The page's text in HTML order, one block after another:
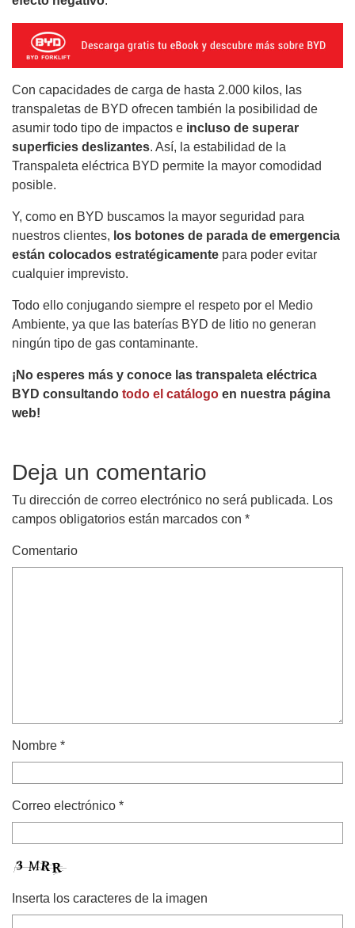
Con capacidades de carga de hasta 2.000 kilos, las
transpaletas de BYD ofrecen también la posibilidad de
asumir todo tipo de impactos e incluso de superar
superficies deslizantes. Así, la estabilidad de la
Transpaleta eléctrica BYD permite la mayor comodidad
posible.
Y, como en BYD buscamos la mayor seguridad para
nuestros clientes, los botones de parada de emergencia
están colocados estratégicamente para poder evitar
cualquier imprevisto.
Todo ello conjugando siempre el respeto por el Medio
Ambiente, ya que las baterías BYD de litio no generan
ningún tipo de gas contaminante.
¡No esperes más y conoce las transpaleta eléctrica
BYD consultando todo el catálogo en nuestra página
web!
Deja un comentario
Tu dirección de correo electrónico no será publicada. Los
campos obligatorios están marcados con *
Comentario
Nombre *
Correo electrónico *
Inserta los caracteres de la imagen